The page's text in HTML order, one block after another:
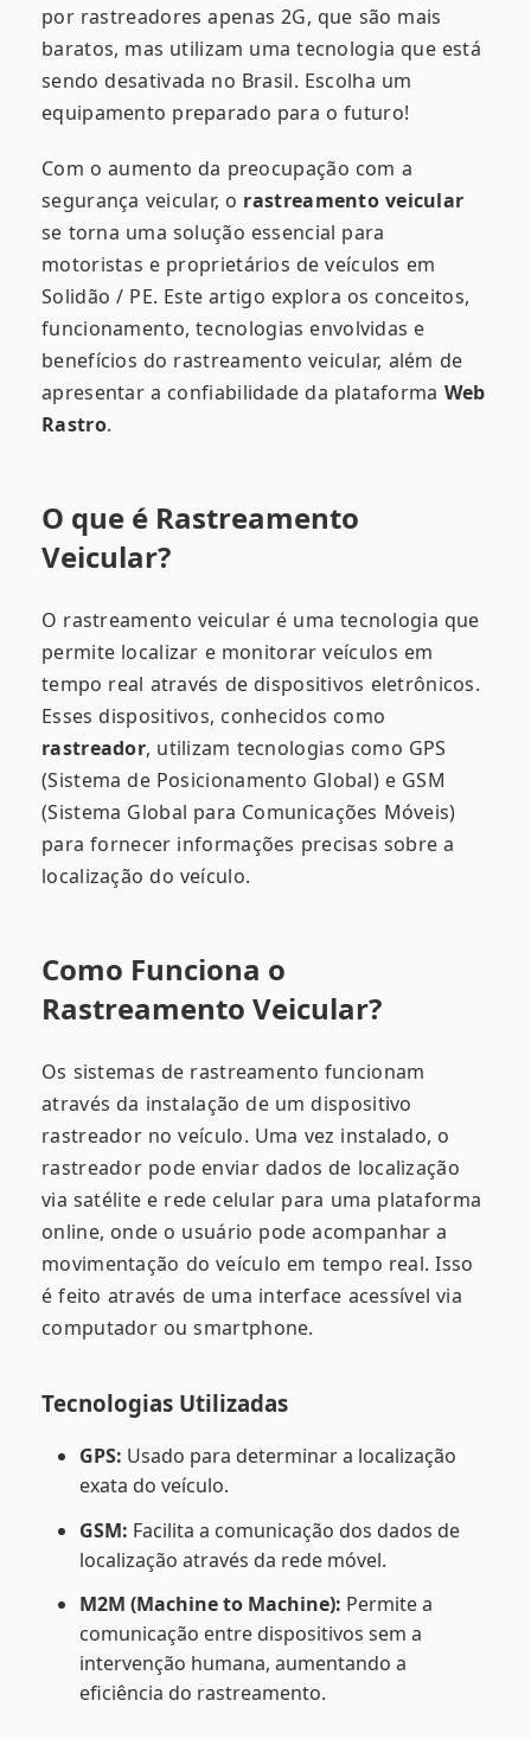
por rastreadores apenas 2G, que são mais
baratos, mas utilizam uma tecnologia que está
sendo desativada no Brasil. Escolha um
equipamento preparado para o futuro!
Com o aumento da preocupação com a
segurança veicular, o rastreamento veicular
se torna uma solução essencial para
motoristas e proprietários de veículos em
Solidão / PE. Este artigo explora os conceitos,
funcionamento, tecnologias envolvidas e
benefícios do rastreamento veicular, além de
apresentar a confiabilidade da plataforma Web
Rastro.
O que é Rastreamento
Veicular?
O rastreamento veicular é uma tecnologia que
permite localizar e monitorar veículos em
tempo real através de dispositivos eletrônicos.
Esses dispositivos, conhecidos como
rastreador, utilizam tecnologias como GPS
(Sistema de Posicionamento Global) e GSM
(Sistema Global para Comunicações Móveis)
para fornecer informações precisas sobre a
localização do veículo.
Como Funciona o
Rastreamento Veicular?
Os sistemas de rastreamento funcionam
através da instalação de um dispositivo
rastreador no veículo. Uma vez instalado, o
rastreador pode enviar dados de localização
via satélite e rede celular para uma plataforma
online, onde o usuário pode acompanhar a
movimentação do veículo em tempo real. Isso
é feito através de uma interface acessível via
computador ou smartphone.
Tecnologias Utilizadas
GPS: Usado para determinar a localização
exata do veículo.
GSM: Facilita a comunicação dos dados de
localização através da rede móvel.
M2M (Machine to Machine): Permite a
comunicação entre dispositivos sem a
intervenção humana, aumentando a
eficiência do rastreamento.